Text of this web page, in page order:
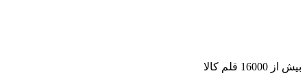
بیش از 16000 قلم کالا